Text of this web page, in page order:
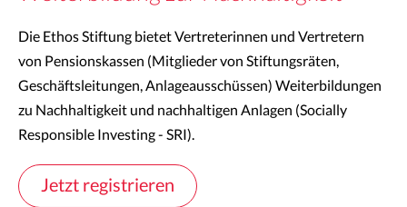
Die Ethos Stiftung bietet Vertreterinnen und Vertretern
von Pensionskassen (Mitglieder von Stiftungsräten,
Geschäftsleitungen, Anlageausschüssen) Weiterbildungen
zu Nachhaltigkeit und nachhaltigen Anlagen (Socially
Responsible Investing - SRI).
Jetzt registrieren